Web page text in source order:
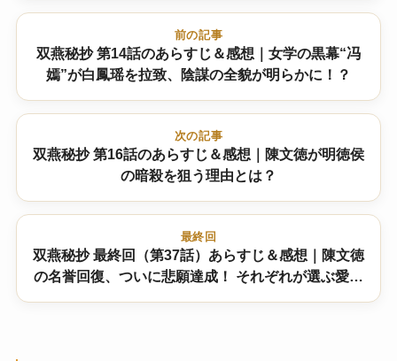
前の記事
双燕秘抄 第14話のあらすじ＆感想｜女学の黒幕“冯
嫣”が白鳳瑶を拉致、陰謀の全貌が明らかに！？
次の記事
双燕秘抄 第16話のあらすじ＆感想｜陳文徳が明徳侯
の暗殺を狙う理由とは？
最終回
双燕秘抄 最終回（第37話）あらすじ＆感想｜陳文徳
の名誉回復、ついに悲願達成！ それぞれが選ぶ愛の